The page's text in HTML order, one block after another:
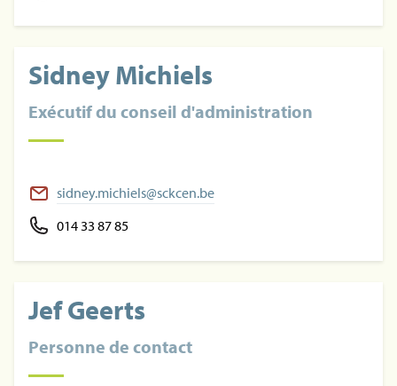
Sidney Michiels
Exécutif du conseil d'administration
sidney.michiels@sckcen.be
014 33 87 85
Jef Geerts
Personne de contact